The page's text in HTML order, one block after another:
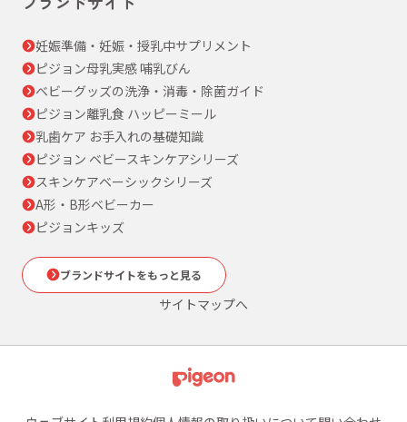
妊娠準備・妊娠・授乳中サプリメント
ピジョン母乳実感 哺乳びん
ベビーグッズの洗浄・消毒・除菌ガイド
ピジョン離乳食 ハッピーミール
乳歯ケア お手入れの基礎知識
ピジョン ベビースキンケアシリーズ
スキンケアベーシックシリーズ
A形・B形ベビーカー
ピジョンキッズ
ブランドサイトをもっと見る
サイトマップへ